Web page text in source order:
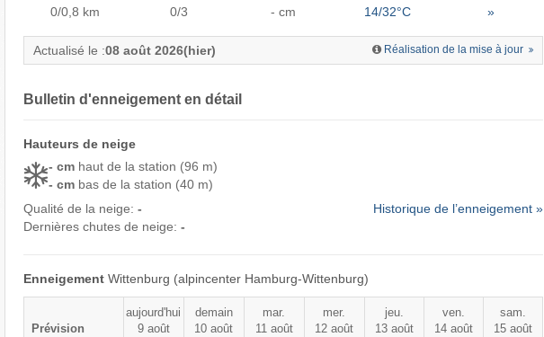
0/0,8 km 0/3 - cm 14/32°C »
Actualisé le :08 août 2026(hier) Réalisation de la mise à jour
Bulletin d'enneigement en détail
Hauteurs de neige
- cm haut de la station (96 m)
- cm bas de la station (40 m)
Qualité de la neige: -
Dernières chutes de neige: -
Historique de l’enneigement »
Enneigement Wittenburg (alpincenter Hamburg-Wittenburg)
Prévision
aujourd'hui
9 août
demain
10 août
mar.
11 août
mer.
12 août
jeu.
13 août
ven.
14 août
sam.
15 août